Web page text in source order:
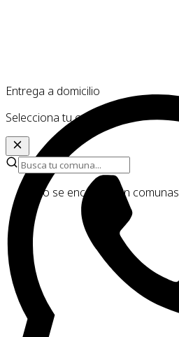
Entrega a domicilio
Selecciona tu comuna
No se encontraron comunas